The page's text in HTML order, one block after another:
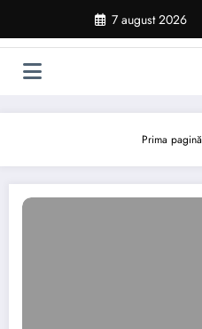
conținut
7 august 2026
Prima pagină